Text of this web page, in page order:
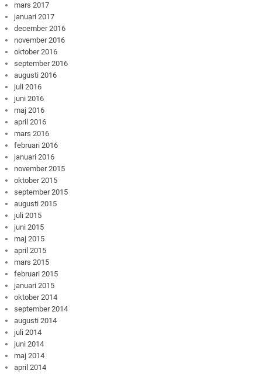
mars 2017
januari 2017
december 2016
november 2016
oktober 2016
september 2016
augusti 2016
juli 2016
juni 2016
maj 2016
april 2016
mars 2016
februari 2016
januari 2016
november 2015
oktober 2015
september 2015
augusti 2015
juli 2015
juni 2015
maj 2015
april 2015
mars 2015
februari 2015
januari 2015
oktober 2014
september 2014
augusti 2014
juli 2014
juni 2014
maj 2014
april 2014